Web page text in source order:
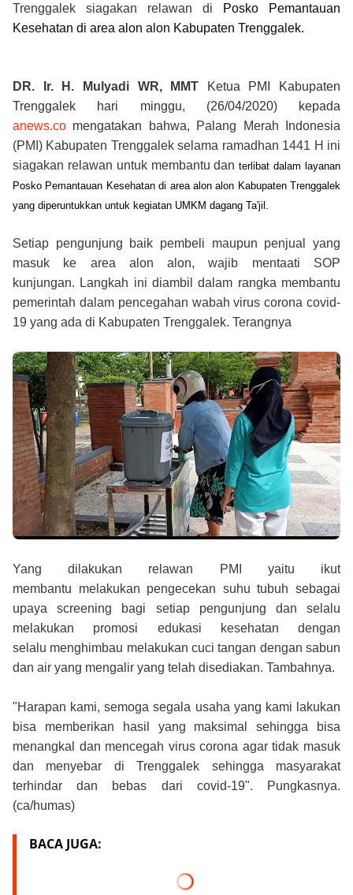
Trenggalek siagakan relawan di
Posko Pemantauan
Kesehatan di area alon alon Kabupaten Trenggalek.
DR. Ir. H. Mulyadi WR, MMT
Ketua PMI Kabupaten
Trenggalek hari minggu, (26/04/2020) kepada
anews.co mengatakan bahwa,
Palang Merah Indonesia
(PMI) Kabupaten Trenggalek selama ramadhan 1441 H ini
siagakan relawan untuk membantu danterlibat dalam layanan
Posko Pemantauan Kesehatan di area alon alon Kabupaten Trenggalek
yang diperuntukkan untuk kegiatan UMKM dagang Ta'jil.
Setiap pengunjung baik pembeli maupun penjual yang
masuk ke area alon alon, wajib mentaati SOP
kunjungan. Langkah ini diambil dalam rangka membantu
pemerintah dalam pencegahan wabah virus corona covid-
19 yang ada di Kabupaten Trenggalek. Terangnya
Yang dilakukan relawan PMI yaitu ikut
membantu melakukan pengecekan suhu tubuh sebagai
upaya screening bagi setiap pengunjung dan selalu
melakukan promosi edukasi kesehatan dengan
selalu menghimbau melakukan cuci tangan dengan sabun
dan air yang mengalir yang telah disediakan. Tambahnya.
"Harapan kami, semoga segala usaha yang kami lakukan
bisa memberikan hasil yang maksimal sehingga bisa
menangkal dan mencegah virus corona agar tidak masuk
dan menyebar di Trenggalek sehingga masyarakat
terhindar dan bebas dari covid-19". Pungkasnya.
(ca/humas)
BACA JUGA: